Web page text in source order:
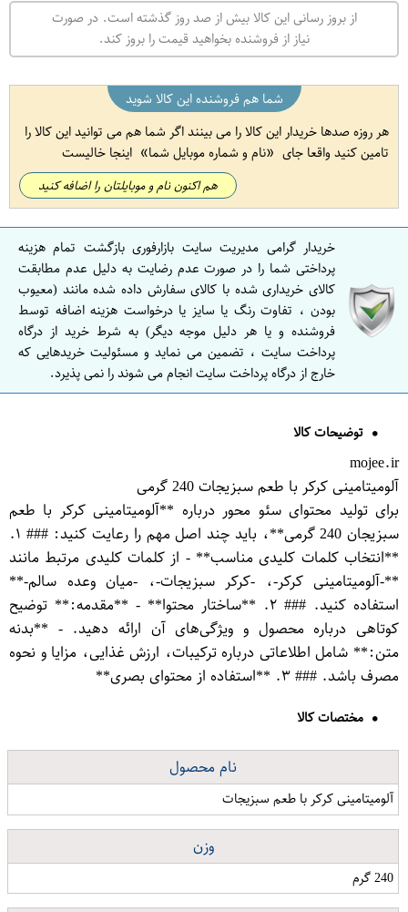
از بروز رسانی این کالا بیش از صد روز گذشته است. در صورت
نیاز از فروشنده بخواهید قیمت را بروز کند.
شما هم فروشنده این کالا شوید
هر روزه صدها خریدار این کالا را می بینند اگر شما هم می توانید این کالا را
تامین کنید واقعا جای
نام و شماره موبایل شما اینجا خالیست
هم اکنون نام و موبایلتان را اضافه کنید
خریدار گرامی مدیریت سایت بازارفوری بازگشت تمام هزینه
پرداختی شما را در صورت عدم رضایت به دلیل عدم مطابقت
کالای خریداری شده با کالای سفارش داده شده مانند (معیوب
بودن ، تفاوت رنگ یا سایز یا درخواست هزینه اضافه توسط
فروشنده و یا هر دلیل موجه دیگر) به شرط خرید از درگاه
پرداخت سایت ، تضمین می نماید و مسئولیت خریدهایی که
خارج از درگاه پرداخت سایت انجام می شوند را نمی پذیرد.
توضیحات کالا
mojee.ir
آلومیتامینی کرکر با طعم سبزیجات 240 گرمی
برای تولید محتوای سئو محور درباره **آلومیتامینی کرکر با طعم
سبزیجان 240 گرمی**، باید چند اصل مهم را رعایت کنید: ### ۱.
**انتخاب کلمات کلیدی مناسب** - از کلمات کلیدی مرتبط مانند
**-آلومیتامینی کرکر-، -کرکر سبزیجات-، -میان وعده سالم-**
استفاده کنید. ### ۲. **ساختار محتوا** - **مقدمه:** توضیح
کوتاهی درباره محصول و ویژگی‌های آن ارائه دهید. - **بدنه
متن:** شامل اطلاعاتی درباره ترکیبات، ارزش غذایی، مزایا و نحوه
مصرف باشد. ### ۳. **استفاده از محتوای بصری**
مختصات کالا
نام محصول
آلومیتامینی کرکر با طعم سبزیجات
وزن
240 گرم